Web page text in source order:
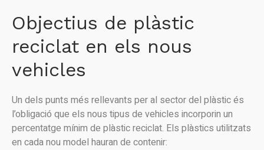
Objectius de plàstic
reciclat en els nous
vehicles
Un dels punts més rellevants per al sector del plàstic és
l’obligació que els nous tipus de vehicles incorporin un
percentatge mínim de plàstic reciclat. Els plàstics utilitzats
en cada nou model hauran de contenir: